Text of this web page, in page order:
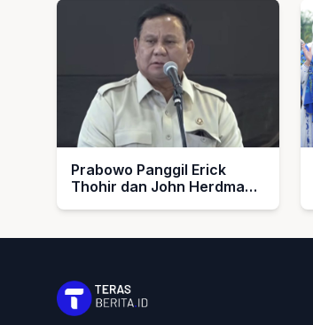
Prabowo Panggil Erick
Thohir dan John Herdman,